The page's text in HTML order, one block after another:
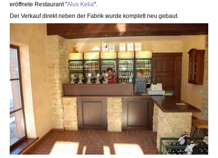
eröffnete Restaurant "Alus Kelia".
Der Verkauf direkt neben der Fabrik wurde komplett neu gebaut.